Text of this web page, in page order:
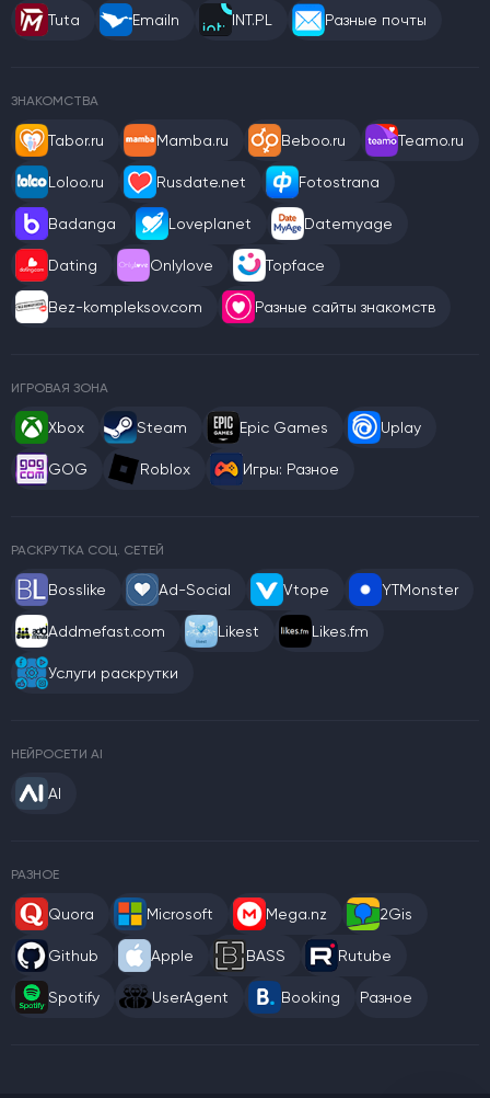
Tuta Emailn INT.PL Разные почты
ЗНАКОМСТВА
Tabor.ru Mamba.ru Beboo.ru Teamo.ru
Loloo.ru Rusdate.net Fotostrana
Badanga Loveplanet Datemyage
Dating Onlylove Topface
Bez-kompleksov.com Разные сайты знакомств
ИГРОВАЯ ЗОНА
Xbox Steam Epic Games Uplay
GOG Roblox Игры: Разное
РАСКРУТКА СОЦ. СЕТЕЙ
Bosslike Ad-Social Vtope YTMonster
Addmefast.com Likest Likes.fm
Услуги раскрутки
НЕЙРОСЕТИ AI
AI
РАЗНОЕ
Quora Microsoft Mega.nz 2Gis
Github Apple BASS Rutube
Spotify UserAgent Booking Разное